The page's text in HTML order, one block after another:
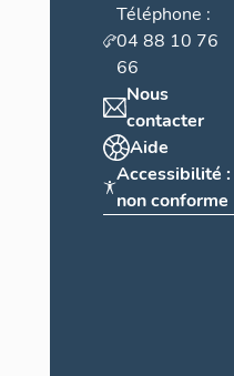
Téléphone :
04 88 10 76
66
Nous
contacter
Aide
Accessibilité :
non conforme